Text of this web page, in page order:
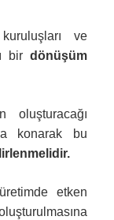
ve
bir dönüşüm
oluşturacağı
konarak bu
etken